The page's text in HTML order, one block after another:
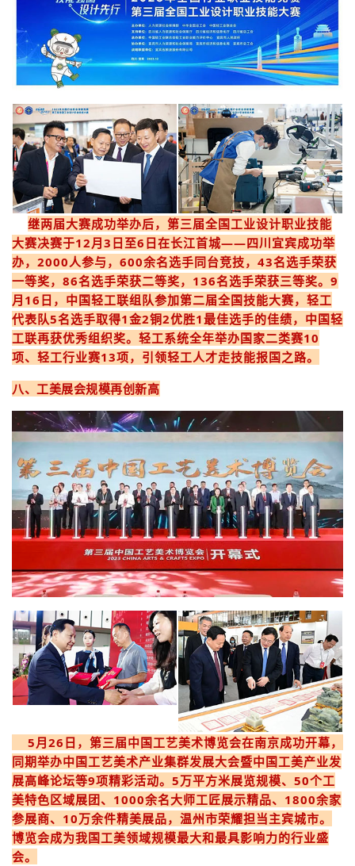
继两届大赛成功举办后，第三届全国工业设计职业技能
大赛决赛于12月3日至6日在长江首城——四川宜宾成功举
办，2000人参与，600余名选手同台竞技，43名选手荣获
一等奖，86名选手荣获二等奖，136名选手荣获三等奖。9
月16日，中国轻工联组队参加第二届全国技能大赛，轻工
代表队5名选手取得1金2铜2优胜1最佳选手的佳绩，中国轻
工联再获优秀组织奖。轻工系统全年举办国家二类赛10
项、轻工行业赛13项，引领轻工人才走技能报国之路。
八、工美展会规模再创新高
5月26日，第三届中国工艺美术博览会在南京成功开幕，
同期举办中国工艺美术产业集群发展大会暨中国工美产业发
展高峰论坛等9项精彩活动。5万平方米展览规模、50个工
美特色区域展团、1000余名大师工匠展示精品、1800余家
参展商、10万余件精美展品，温州市荣耀担当主宾城市。
博览会成为我国工美领域规模最大和最具影响力的行业盛
会。